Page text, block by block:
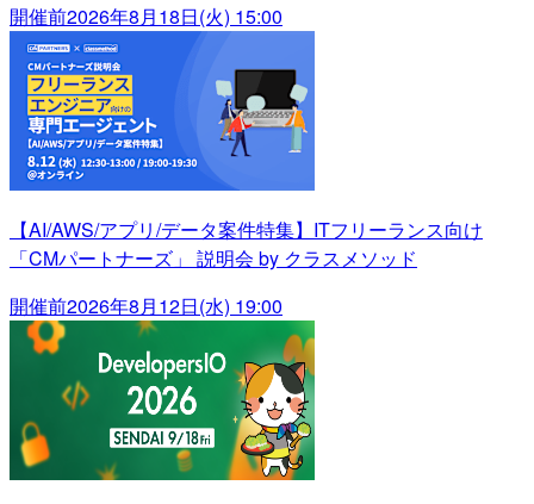
開催前2026年8月18日(火) 15:00
【AI/AWS/アプリ/データ案件特集】ITフリーランス向け
「CMパートナーズ」 説明会 by クラスメソッド
開催前2026年8月12日(水) 19:00